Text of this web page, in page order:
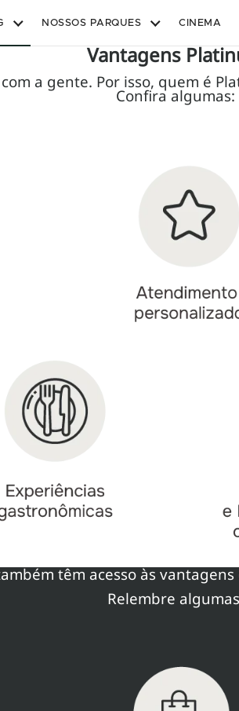
NOSSOS PARQUES CINEMA
Vantagens
a gente. Por isso, quem é
Confira algumas:
têm acesso às
Relembre